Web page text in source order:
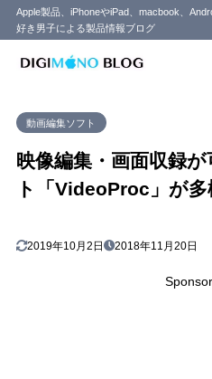
Apple製品、iPhoneやiPad、macbook、
好き男子による製品情報ブログ
動画編集ソフト
映像編集・画面収録
ト「VideoProc」が多
2019年10月2日 2018年11月20日
目次
1.1 直感的な操作で簡単に編集がで
1.2 4K動画を各動画ファイルに素
1.3 1000以上の動画サイトから動
1.5 VideoProcを使ってみた